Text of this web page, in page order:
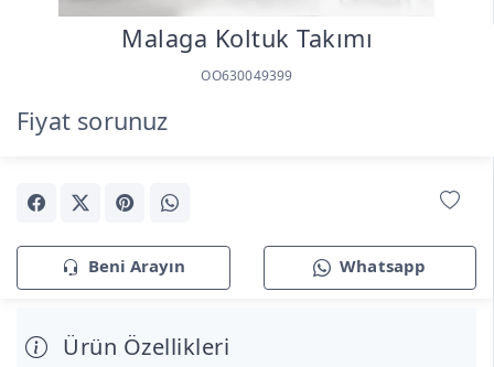
Malaga Koltuk Takımı
OO630049399
Fiyat sorunuz
Beni Arayın Whatsapp
Ürün Özellikleri